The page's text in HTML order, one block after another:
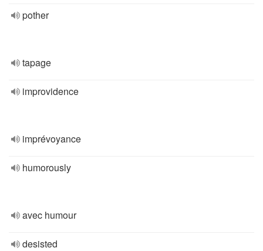
pother
tapage
improvidence
imprévoyance
humorously
avec humour
desisted